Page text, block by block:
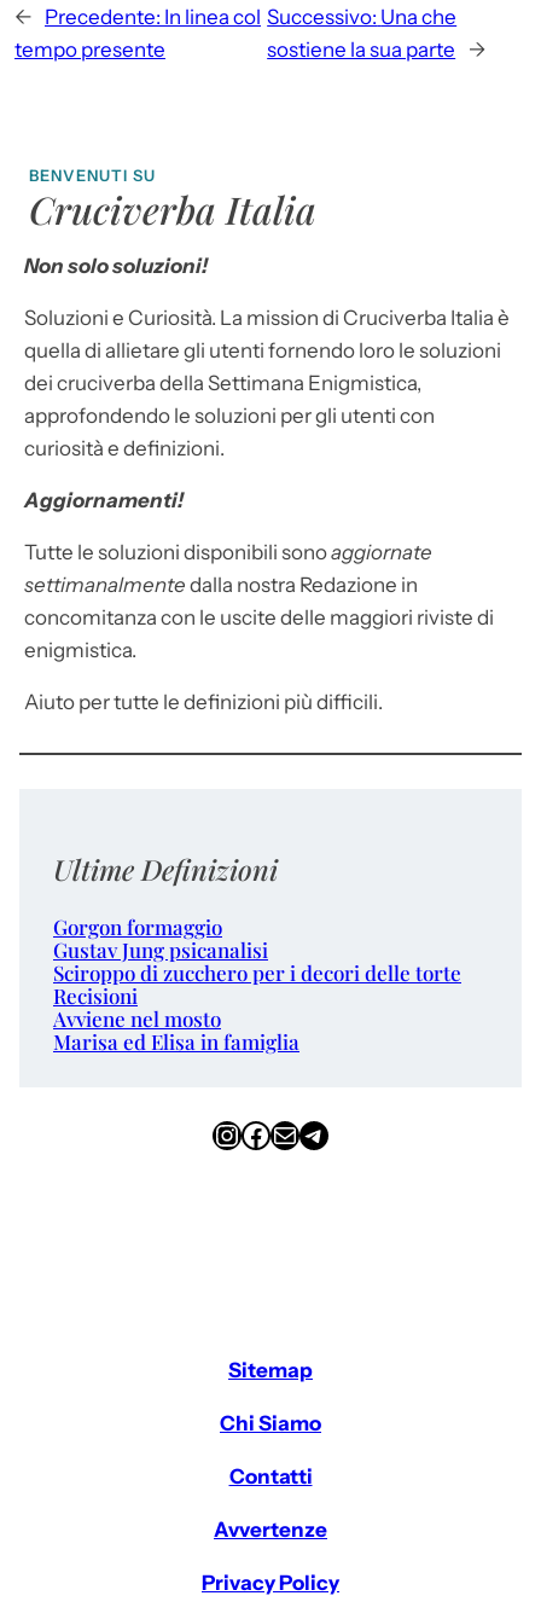
← Precedente: In linea col
tempo presente
Successivo: Una che
sostiene la sua parte
→
BENVENUTI SU
Cruciverba Italia
Non solo soluzioni!
Soluzioni e Curiosità. La mission di Cruciverba Italia è
quella di allietare gli utenti fornendo loro le soluzioni
dei cruciverba della Settimana Enigmistica,
approfondendo le soluzioni per gli utenti con
curiosità e definizioni.
Aggiornamenti!
Tutte le soluzioni disponibili sonoaggiornate
settimanalmente dalla nostra Redazione in
concomitanza con le uscite delle maggiori riviste di
enigmistica.
Aiuto per tutte le definizioni più difficili.
Ultime Definizioni
Gorgon formaggio
Gustav Jung psicanalisi
Sciroppo di zucchero per i decori delle torte
Recisioni
Avviene nel mosto
Marisa ed Elisa in famiglia
InstagramFacebook Email Telegram
Sitemap
Chi Siamo
Contatti
Avvertenze
Privacy Policy